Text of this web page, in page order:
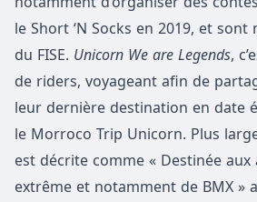
le Short ‘N Socks en 2019, et
du FISE. Unicorn We are Legends,
de riders, voyageant afin de
leur dernière destination en date
le Morroco Trip Unicorn. Plus
est décrite comme « Destinée
extrême et notamment de BMX »